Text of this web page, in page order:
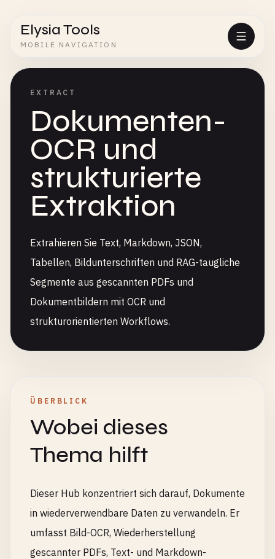
Elysia Tools
MOBILE NAVIGATION
EXTRACT
Dokumenten-
OCR und
strukturierte
Extraktion
Extrahieren Sie Text, Markdown, JSON,
Tabellen, Bildunterschriften und RAG-taugliche
Segmente aus gescannten PDFs und
Dokumentbildern mit OCR und
strukturorientierten Workflows.
ÜBERBLICK
Wobei dieses
Thema hilft
Dieser Hub konzentriert sich darauf, Dokumente
in wiederverwendbare Daten zu verwandeln. Er
umfasst Bild-OCR, Wiederherstellung
gescannter PDFs, Text- und Markdown-